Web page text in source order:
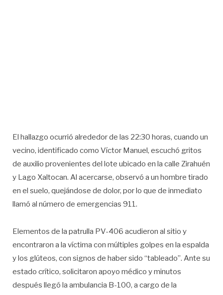
El hallazgo ocurrió alrededor de las 22:30 horas, cuando un
vecino, identificado como Víctor Manuel, escuchó gritos
de auxilio provenientes del lote ubicado en la calle Zirahuén
y Lago Xaltocan. Al acercarse, observó a un hombre tirado
en el suelo, quejándose de dolor, por lo que de inmediato
llamó al número de emergencias 911.
Elementos de la patrulla PV-406 acudieron al sitio y
encontraron a la víctima con múltiples golpes en la espalda
y los glúteos, con signos de haber sido “tableado”. Ante su
estado crítico, solicitaron apoyo médico y minutos
después llegó la ambulancia B-100, a cargo de la